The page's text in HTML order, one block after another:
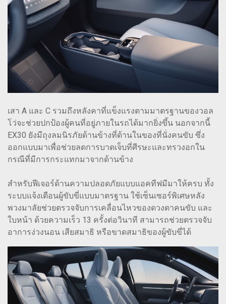
เสา A และ C รวมถึงหลังคาที่แข็งแรงตามมาตรฐานของวอล
โว่จะช่วยปกป้องผู้คนที่อยู่ภายในรถได้มากยิ่งขึ้น นอกจากนี้
EX30 ยังมีถุงลมนิรภัยด้านข้างที่ด้านในของที่นั่งคนขับ ซึ่ง
ออกแบบมาเพื่อช่วยลดการบาดเจ็บที่ศีรษะและทรวงอกใน
กรณีที่มีการกระแทกมาจากด้านข้าง
สำหรับฟีเจอร์ด้านความปลอดภัยแบบแอคทีฟมีมาให้ครบ ทั้ง
ระบบแจ้งเตือนผู้ขับขี่แบบมาตรฐาน ใช้เซ็นเซอร์พิเศษหลัง
พวงมาลัยช่วยตรวจจับการเคลื่อนไหวของดวงตาคนขับ และ
ใบหน้า ด้วยความเร็ว 13 ครั้งต่อวินาที สามารถช่วยตรวจจับ
อาการง่วงนอน เสียสมาธิ หรือขาดสมาธิของผู้ขับขี่ได้